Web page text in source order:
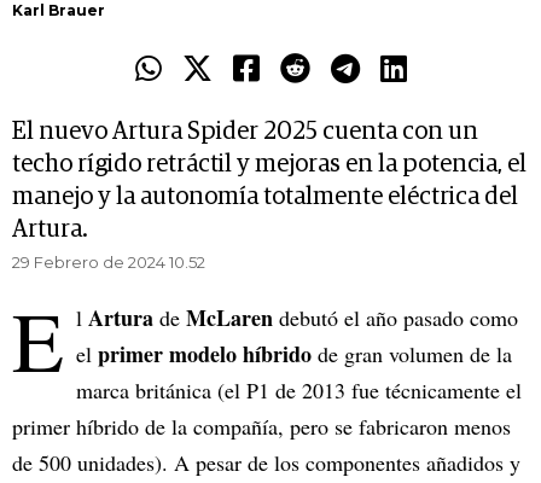
Karl Brauer
El nuevo Artura Spider 2025 cuenta con un
techo rígido retráctil y mejoras en la potencia, el
manejo y la autonomía totalmente eléctrica del
Artura.
29 Febrero de 2024 10.52
E l Artura de McLaren debutó el año pasado como
el primer modelo híbrido de gran volumen de la
marca británica (el P1 de 2013 fue técnicamente el
primer híbrido de la compañía, pero se fabricaron menos
de 500 unidades). A pesar de los componentes añadidos y